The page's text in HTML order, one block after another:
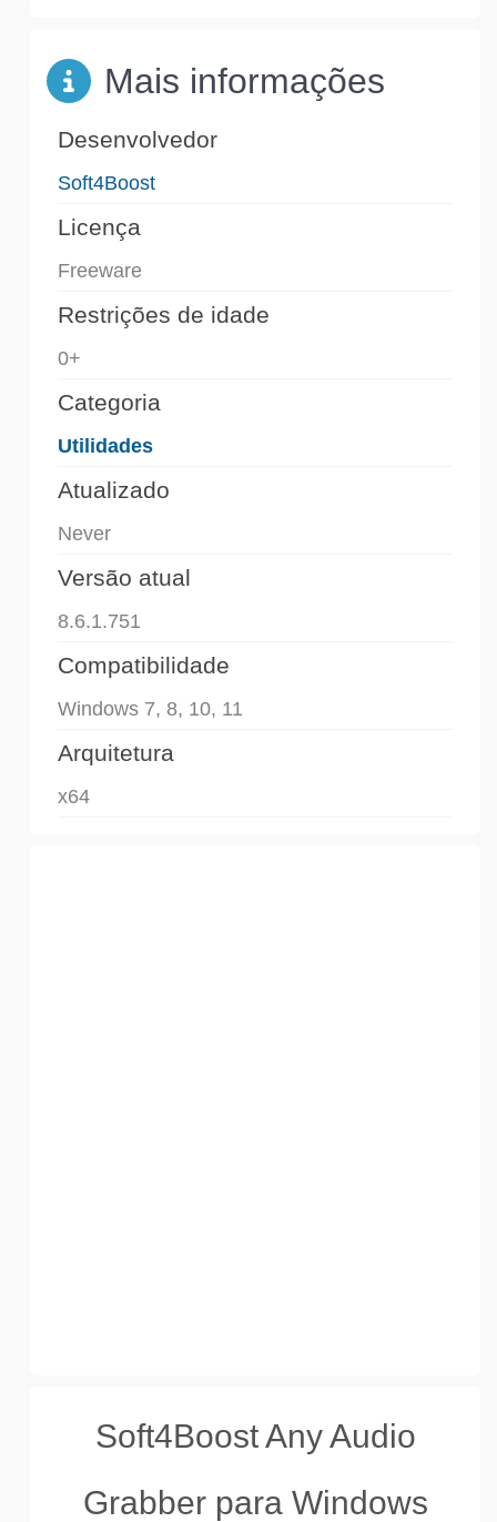
Mais informações
Desenvolvedor
Soft4Boost
Licença
Freeware
Restrições de idade
0+
Categoria
Utilidades
Atualizado
Never
Versão atual
8.6.1.751
Compatibilidade
Windows 7, 8, 10, 11
Arquitetura
x64
Soft4Boost Any Audio
Grabber para Windows